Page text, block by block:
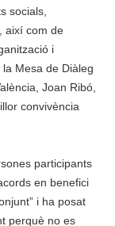
socials,
així com de
i
Mesa de Diàleg
Joan Ribó,
convivència
participants
en benefici
i ha posat
perquè no es